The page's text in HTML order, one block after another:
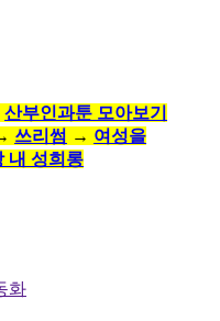
산부인과툰 모아보기
쓰리썸 → 여성을
내 성희롱
화